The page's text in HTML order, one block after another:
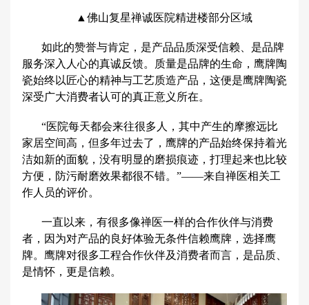
▲佛山复星禅诚医院精进楼部分区域
如此的赞誉与肯定，是产品品质深受信赖、是品牌
服务深入人心的真诚反馈。质量是品牌的生命，鹰牌陶
瓷始终以匠心的精神与工艺质造产品，这便是鹰牌陶瓷
深受广大消费者认可的真正意义所在。
“医院每天都会来往很多人，其中产生的摩擦远比
家居空间高，但多年过去了，鹰牌的产品始终保持着光
洁如新的面貌，没有明显的磨损痕迹，打理起来也比较
方便，防污耐磨效果都很不错。”——来自禅医相关工
作人员的评价。
一直以来，有很多像禅医一样的合作伙伴与消费
者，因为对产品的良好体验无条件信赖鹰牌，选择鹰
牌。鹰牌对很多工程合作伙伴及消费者而言，是品质、
是情怀，更是信赖。